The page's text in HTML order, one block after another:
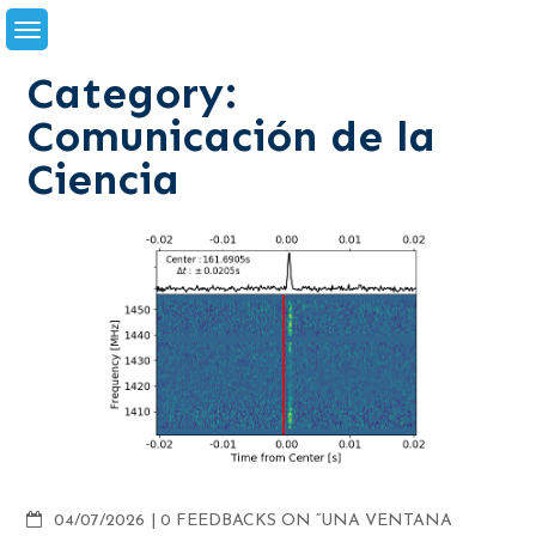
Skip
to
Category:
Comunicación de la
Ciencia
04/07/2026 COMMENTS
0 FEEDBACKS ON “UNA VENTANA